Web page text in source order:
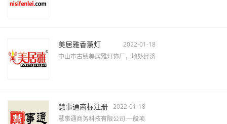
美居雅香薰灯
2022-01-18
中山市古镇美居雅灯饰厂，地处经济
慧事通商标注册 2022-01-18
慧事通商务科技有限公司:一般项